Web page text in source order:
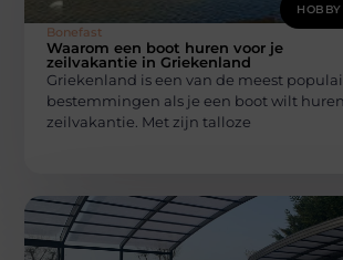
Bonefast
Waarom een boot huren voor je
zeilvakantie in Griekenland
Griekenland is een van de meest
bestemmingen als je een boot wilt
zeilvakantie. Met zijn talloze